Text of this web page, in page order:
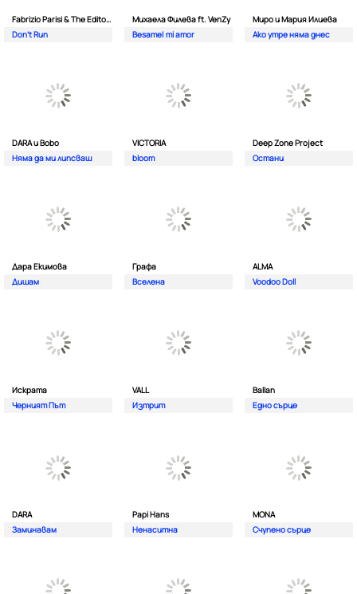
Fabrizio Parisi & The Editor ft. ALMA
Don't Run
Михаела Филева ft. VenZy
Besame| mi amor
Миро и Мария Илиева
Ако утре няма днес
DARA и Bobo
Няма да ми липсваш
VICTORIA
bloom
Deep Zone Project
Остани
Дара Екимова
Дишам
Графа
Вселена
ALMA
Voodoo Doll
Искрата
Черният Път
VALL
Изтрит
Ballan
Едно сърце
DARA
Заминавам
Papi Hans
Ненаситна
MONA
Счупено сърце